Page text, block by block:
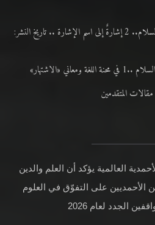
رأي في لغة المسيح الموعود عليه السلام.. 2 إشارةٌ إلى اسم الإشارة .. تاريخ النشر:
«الاشتهار»
المتقدمين
العالمية يؤكد أن العلم والدين
الأحمديين على التفوّق في العلوم
الجدد لعام 2026